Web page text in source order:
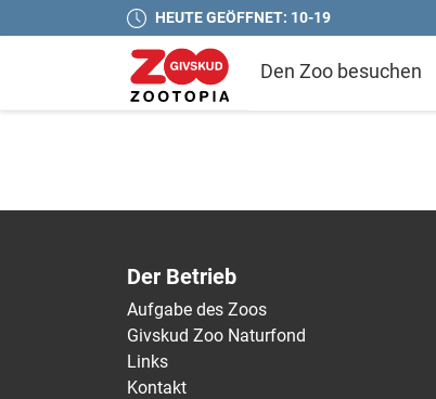
HEUTE GEÖFFNET: 10-19
Den Zoo besuchen
Der Betrieb
Aufgabe des Zoos
Givskud Zoo Naturfond
Links
Kontakt